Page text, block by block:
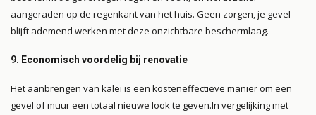
aangeraden op de regenkant van het huis. Geen zorgen, je gevel
blijft ademend werken met deze onzichtbare beschermlaag.
9. Economisch voordelig bij renovatie
Het aanbrengen van kalei is een kosteneffectieve manier om een
gevel of muur een totaal nieuwe look te geven.In vergelijking met